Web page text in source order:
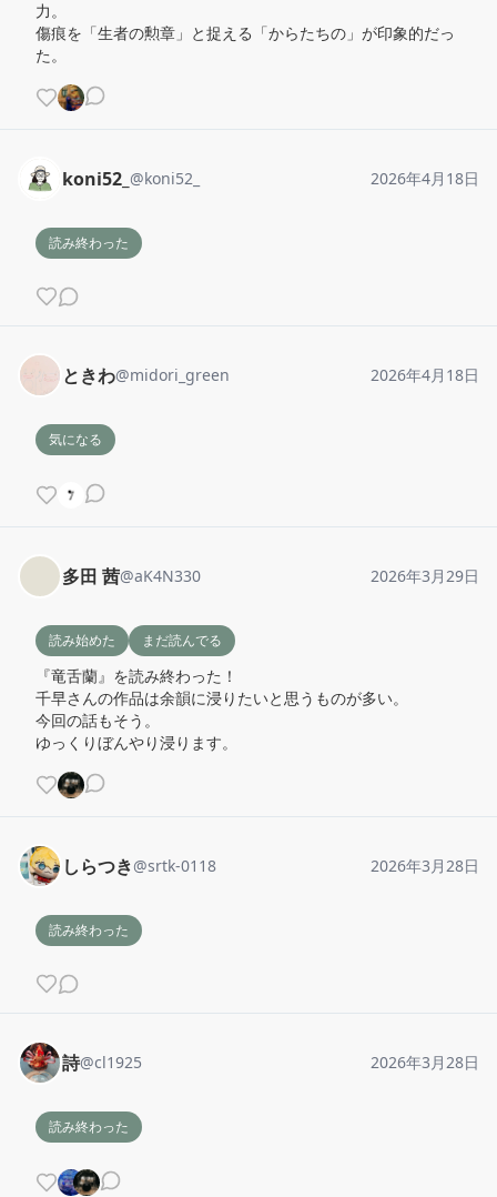
力。
傷痕を「生者の勲章」と捉える「からたちの」が印象的だっ
た。
koni52_ @koni52_ 2026年4月18日
読み終わった
ときわ@midori_green 2026年4月18日
気になる
多田 茜@aK4N330 2026年3月29日
読み始めた まだ読んでる
『竜舌蘭』を読み終わった！
千早さんの作品は余韻に浸りたいと思うものが多い。
今回の話もそう。
ゆっくりぼんやり浸ります。
しらつき@srtk-0118 2026年3月28日
読み終わった
詩@cl1925 2026年3月28日
読み終わった